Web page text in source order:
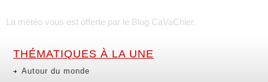
La météo vous est offerte par le Blog CaVaChier.
THÉMATIQUES À LA UNE
Autour du monde